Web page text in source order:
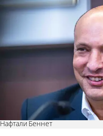
Нафтали Беннет